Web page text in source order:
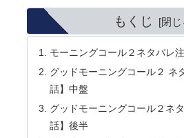
もくじ
モーニングコール２ネタバレ
グッドモーニングコール２ ネ
話】中盤
グッドモーニングコール２ネ
話】後半